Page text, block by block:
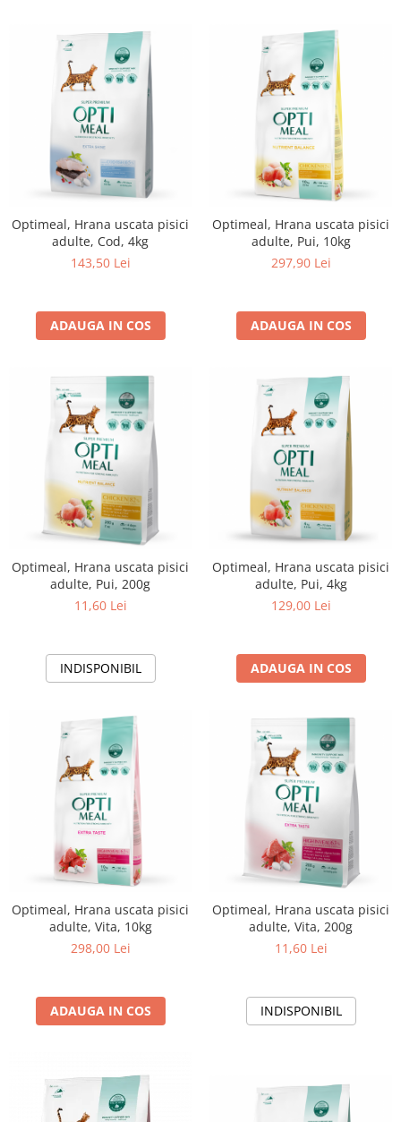
Optimeal, Hrana uscata pisici
adulte, Cod, 4kg
143,50 Lei
ADAUGA IN COS
Optimeal, Hrana uscata pisici
adulte, Pui, 10kg
297,90 Lei
ADAUGA IN COS
Optimeal, Hrana uscata pisici
adulte, Pui, 200g
11,60 Lei
INDISPONIBIL
Optimeal, Hrana uscata pisici
adulte, Pui, 4kg
129,00 Lei
ADAUGA IN COS
Optimeal, Hrana uscata pisici
adulte, Vita, 10kg
298,00 Lei
ADAUGA IN COS
Optimeal, Hrana uscata pisici
adulte, Vita, 200g
11,60 Lei
INDISPONIBIL